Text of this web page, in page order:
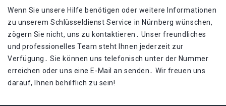
Wenn Sie unsere Hilfe benötigen oder weitere Informationen
zu unserem Schlüsseldienst Service in Nürnberg wünschen,
zögern Sie nicht, uns zu kontaktieren․ Unser freundliches
und professionelles Team steht Ihnen jederzeit zur
Verfügung․ Sie können uns telefonisch unter der Nummer
erreichen oder uns eine E-Mail an senden․ Wir freuen uns
darauf, Ihnen behilflich zu sein!​